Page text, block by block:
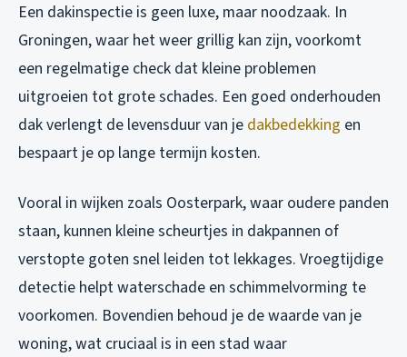
Een dakinspectie is geen luxe, maar noodzaak. In
Groningen, waar het weer grillig kan zijn, voorkomt
een regelmatige check dat kleine problemen
uitgroeien tot grote schades. Een goed onderhouden
dak verlengt de levensduur van je dakbedekking en
bespaart je op lange termijn kosten.
Vooral in wijken zoals Oosterpark, waar oudere panden
staan, kunnen kleine scheurtjes in dakpannen of
verstopte goten snel leiden tot lekkages. Vroegtijdige
detectie helpt waterschade en schimmelvorming te
voorkomen. Bovendien behoud je de waarde van je
woning, wat cruciaal is in een stad waar